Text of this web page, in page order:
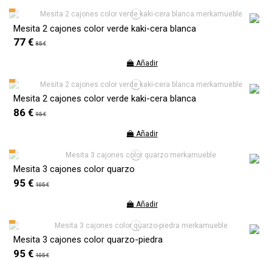
Mesita 2 cajones color verde kaki-cera blanca
77 € 85 €
Añadir
Mesita 2 cajones color verde kaki-cera blanca
86 € 95 €
Añadir
Mesita 3 cajones color quarzo
95 € 105 €
Añadir
Mesita 3 cajones color quarzo-piedra
95 € 105 €